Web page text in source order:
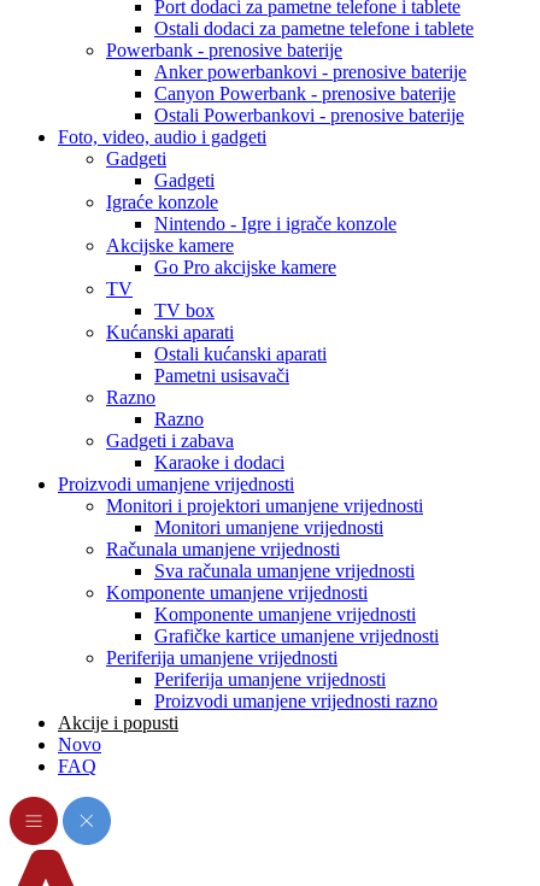
Port dodaci za pametne telefone i tablete
Ostali dodaci za pametne telefone i tablete
Powerbank - prenosive baterije
Anker powerbankovi - prenosive baterije
Canyon Powerbank - prenosive baterije
Ostali Powerbankovi - prenosive baterije
Foto, video, audio i gadgeti
Gadgeti
Gadgeti
Igraće konzole
Nintendo - Igre i igrače konzole
Akcijske kamere
Go Pro akcijske kamere
TV
TV box
Kućanski aparati
Ostali kućanski aparati
Pametni usisavači
Razno
Razno
Gadgeti i zabava
Karaoke i dodaci
Proizvodi umanjene vrijednosti
Monitori i projektori umanjene vrijednosti
Monitori umanjene vrijednosti
Računala umanjene vrijednosti
Sva računala umanjene vrijednosti
Komponente umanjene vrijednosti
Komponente umanjene vrijednosti
Grafičke kartice umanjene vrijednosti
Periferija umanjene vrijednosti
Periferija umanjene vrijednosti
Proizvodi umanjene vrijednosti razno
Akcije i popusti
Novo
FAQ